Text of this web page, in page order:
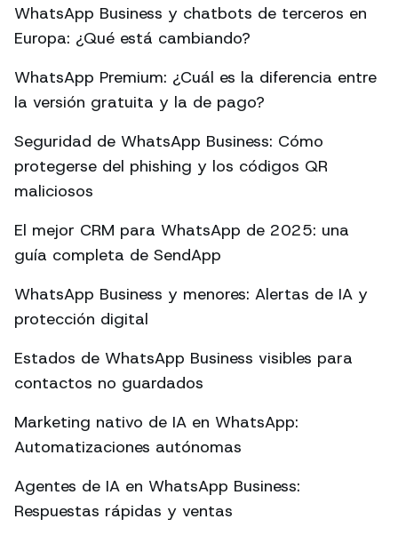
WhatsApp Business y chatbots de terceros en
Europa: ¿Qué está cambiando?
WhatsApp Premium: ¿Cuál es la diferencia entre
la versión gratuita y la de pago?
Seguridad de WhatsApp Business: Cómo
protegerse del phishing y los códigos QR
maliciosos
El mejor CRM para WhatsApp de 2025: una
guía completa de SendApp
WhatsApp Business y menores: Alertas de IA y
protección digital
Estados de WhatsApp Business visibles para
contactos no guardados
Marketing nativo de IA en WhatsApp:
Automatizaciones autónomas
Agentes de IA en WhatsApp Business:
Respuestas rápidas y ventas